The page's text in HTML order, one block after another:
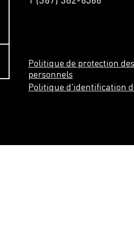
Politique de protection
personnels
Politique d’identification